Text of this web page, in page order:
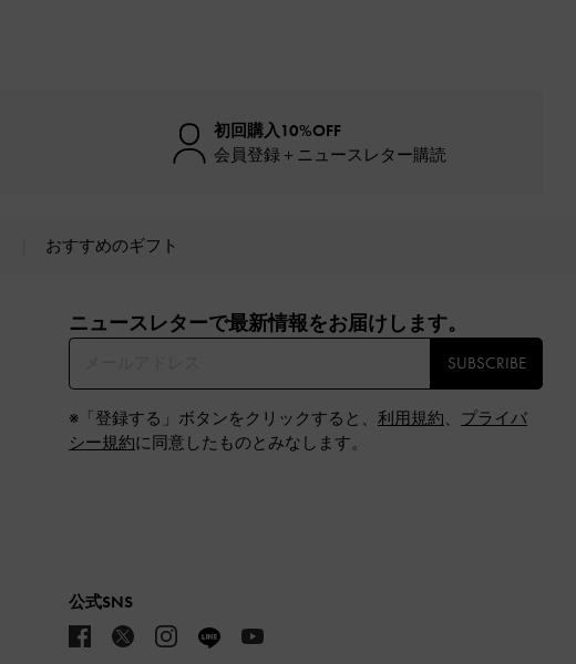
初回購入10%OFF
会員登録＋ニュースレター購読
おすすめのギフト
ニュースレターで最新情報をお届けします。​
SUBSCRIBE
※「登録する」ボタンをクリックすると、 利用規約、 プライバ
シー規約に同意したものとみなします。
公式SNS